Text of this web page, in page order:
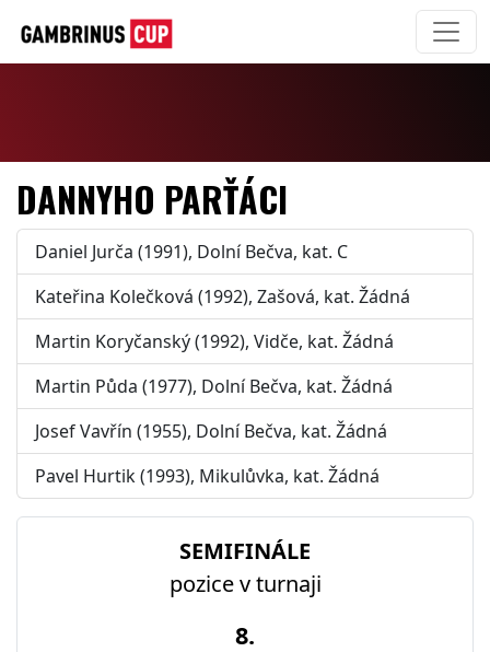
DANNYHO PARŤÁCI
Daniel Jurča (1991), Dolní Bečva, kat. C
Kateřina Kolečková (1992), Zašová, kat. Žádná
Martin Koryčanský (1992), Vidče, kat. Žádná
Martin Půda (1977), Dolní Bečva, kat. Žádná
Josef Vavřín (1955), Dolní Bečva, kat. Žádná
Pavel Hurtik (1993), Mikulůvka, kat. Žádná
SEMIFINÁLE
pozice v turnaji
8.